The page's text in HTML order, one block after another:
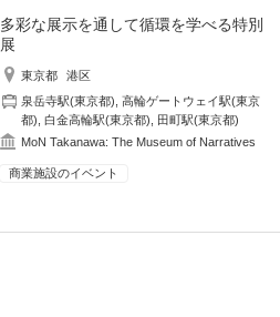
多彩な展示を通して循環を学べる特別
展
東京都
港区
泉岳寺駅(東京都) ,高輪ゲートウェイ駅(東京
都) ,白金高輪駅(東京都)
田町駅(東京都)
MoN Takanawa: The Museum of Narratives
商業施設のイベント